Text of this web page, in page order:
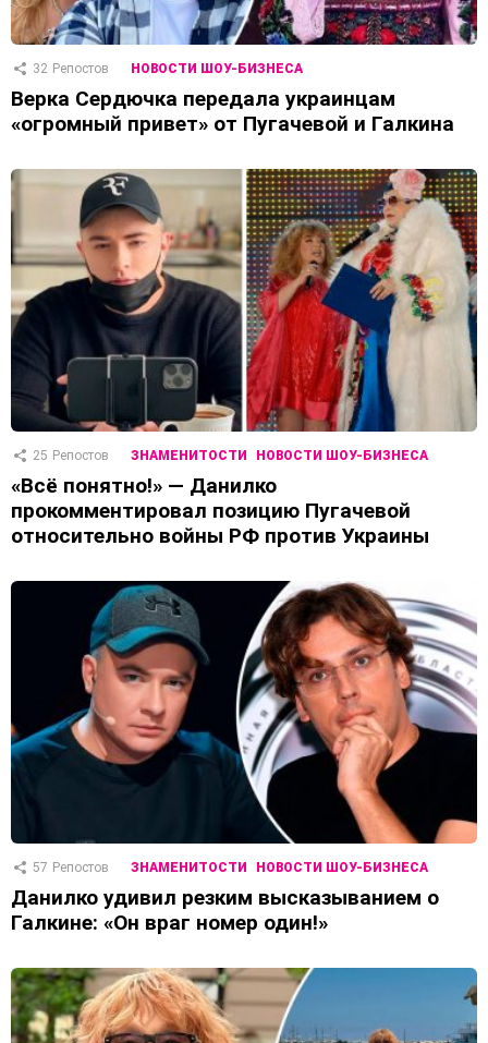
32 Репостов НОВОСТИ ШОУ-БИЗНЕСА
Верка Сердючка передала украинцам
«огромный привет» от Пугачевой и Галкина
25 Репостов ЗНАМЕНИТОСТИ НОВОСТИ ШОУ-БИЗНЕСА
«Всё понятно!» — Данилко
прокомментировал позицию Пугачевой
относительно войны РФ против Украины
57 Репостов ЗНАМЕНИТОСТИ НОВОСТИ ШОУ-БИЗНЕСА
Данилко удивил резким высказыванием о
Галкине: «Он враг номер один!»